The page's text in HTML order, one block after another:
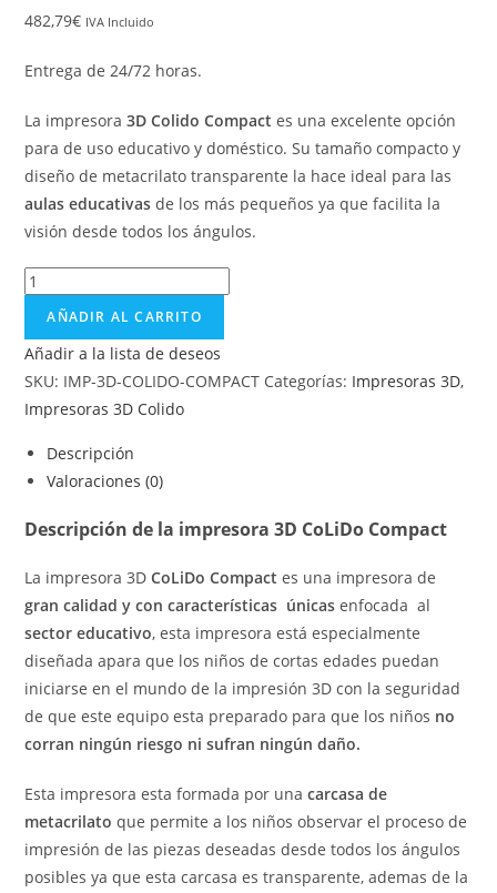
482,79€ IVA Incluido
Entrega de 24/72 horas.
La impresora3D Colido Compact es una excelente opción
para de uso educativo y doméstico. Su tamaño compacto y
diseño de metacrilato transparente la hace ideal para las
aulas educativas de los más pequeños ya que facilita la
visión desde todos los ángulos.
AÑADIR AL CARRITO
Añadir a la lista de deseos
SKU: IMP-3D-COLIDO-COMPACT Categorías: Impresoras 3D,
Impresoras 3D Colido
Descripción
Valoraciones (0)
Descripción de la impresora 3D CoLiDo Compact
La impresora 3DCoLiDo Compact es una impresora de
gran calidad y con características únicas enfocada al
sector educativo, esta impresora está especialmente
diseñada apara que los niños de cortas edades puedan
iniciarse en el mundo de la impresión 3D con la seguridad
de que este equipo esta preparado para que los niños no
corran ningún riesgo ni sufran ningún daño.
Esta impresora esta formada por unacarcasa de
metacrilato que permite a los niños observar el proceso de
impresión de las piezas deseadas desde todos los ángulos
posibles ya que esta carcasa es transparente, ademas de la